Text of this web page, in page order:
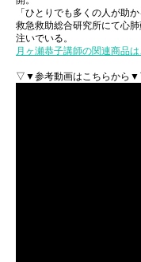
「ひとりでも多くの人が助
救急救助総合研究所にて心
注いでいる。
月ヶ瀬恭子講師の関連商品は
▽▼参考動画はこちらから